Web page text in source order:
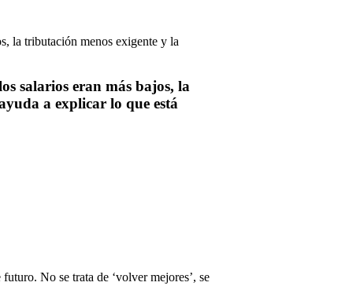
salarios eran más bajos, la
a explicar lo que está